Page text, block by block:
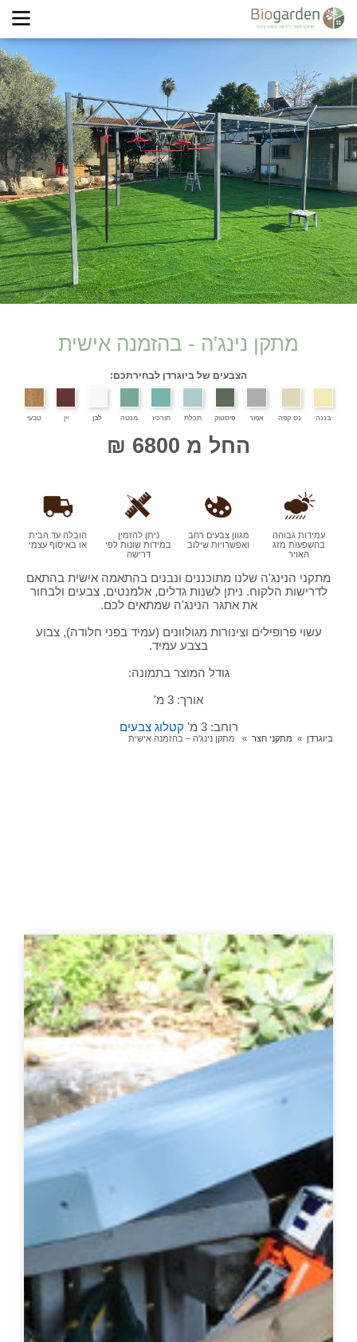
מתקן נינג'ה - בהזמנה אישית
הצבעים של ביוגרדן לבחירתכם:
בננה נס קפה אפור פיסטוק תכלת תורכיז מנטה לבן יין טבעי
החל מ 6800 ₪
עמידות גבוהה
בהשפעות מזג
האויר
מגוון צבעים רחב
ואפשרויות שילוב
ניתן להזמין
במידות שונות לפי
דרישה
הובלה עד הבית
או באיסוף עצמי
מתקני הנינג'ה שלנו מתוכננים ונבנים בהתאמה אישית בהתאם
לדרישות הלקוח. ניתן לשנות גדלים, אלמנטים, צבעים ולבחור
את אתגר הנינג'ה שמתאים לכם.
עשוי פרופילים וצינורות מגולוונים (עמיד בפני חלודה), צבוע
בצבע עמיד.
גודל המוצר בתמונה:
אורך: 3 מ'
רוחב: 3 מ'
קטלוג צבעים
ביוגרדן מתקני חצר מתקן נינג'ה – בהזמנה אישית